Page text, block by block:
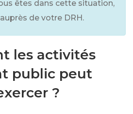
êtes dans cette situation,
de votre DRH.
les activités
public peut
?